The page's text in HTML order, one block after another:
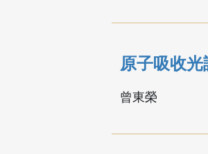
原子吸收光
曾東榮